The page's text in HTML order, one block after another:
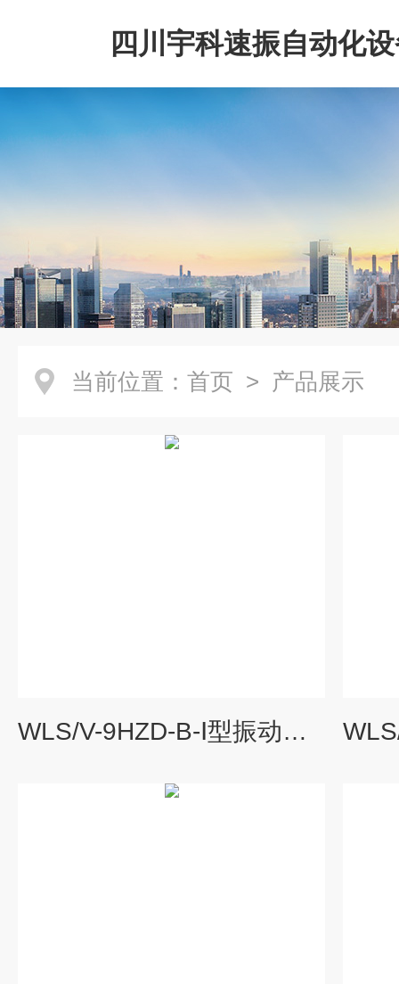
四川宇科速振自动化
公司
当前位置： 首页 > 产品展示
WLS/V-9HZD-B-Ⅰ型振动变送器